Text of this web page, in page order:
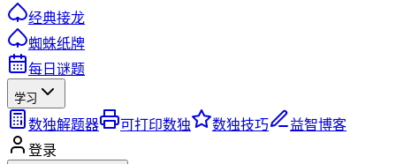
经典接龙
蜘蛛纸牌
每日谜题
学习
数独解题器 可打印数独 数独技巧
益智博客
登录